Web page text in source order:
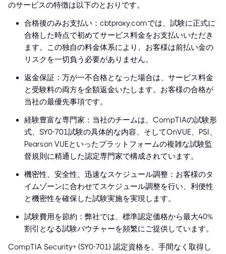
のサービスの特徴は以下のとおりです。
合格後のみお支払い：cbtproxy.comでは、試験に正式に
合格した時点で初めてサービス料金をお支払いいただき
ます。この独自の料金体系により、お客様は前払い金の
リスクを一切負う必要がありません。
返金保証：万が一不合格となった場合は、サービス料金
と受験料の両方を全額返金いたします。お客様の合格が
当社の最優先事項です。
経験豊富な専門家：当社のチームは、CompTIAの試験形
式、SY0-701試験の具体的な内容、そしてOnVUE、PSI、
Pearson VUEといったプラットフォームの複雑な試験監
督規則に精通した認定専門家で構成されています。
機密性、安全性、迅速なスケジュール調整：お客様のタ
イムゾーンに合わせてスケジュール調整を行い、利便性
と機密性を確保した試験実施を実現します。
試験費用を節約：弊社では、標準認定価格から最大40%
割引となる試験バウチャーを頻繁にご提供しています。
CompTIA Security+ (SY0-701) 認定資格を、手間なく取得し